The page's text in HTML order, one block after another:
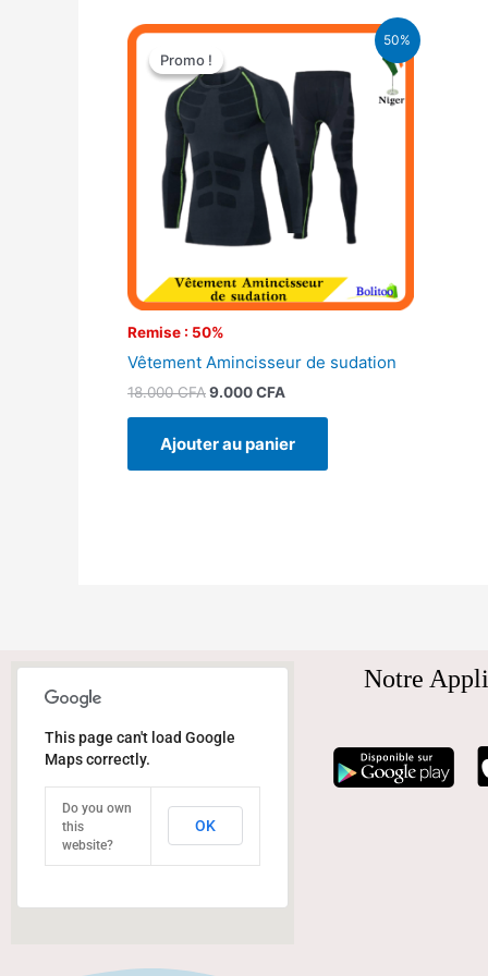
50%
Promo !
Remise : 50%
Promo !
Vêtement Amincisseur de sudation
18.000CFA
Le
prix
initial
était :
18.000 CFA.
9.000CFA
Le
actuel
est :
9.000 CFA.
Ajouter au panier
This page can't load Google
Maps correctly.
Do you own
this
website?
OK
Notre